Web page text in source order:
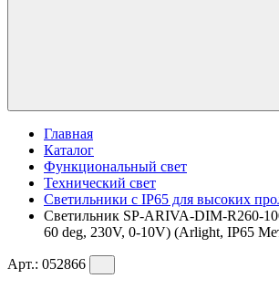
Главная
Каталог
Функциональный свет
Технический свет
Светильники с IP65 для высоких
Светильник SP-ARIVA-DIM-R260-
60 deg, 230V, 0-10V) (Arlight, IP65
Арт.: 052866